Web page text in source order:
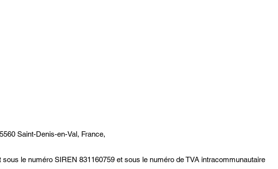
Saint-Denis-en-Val, France,
le numéro SIREN 831160759 et sous le numéro de TVA intracommunautaire